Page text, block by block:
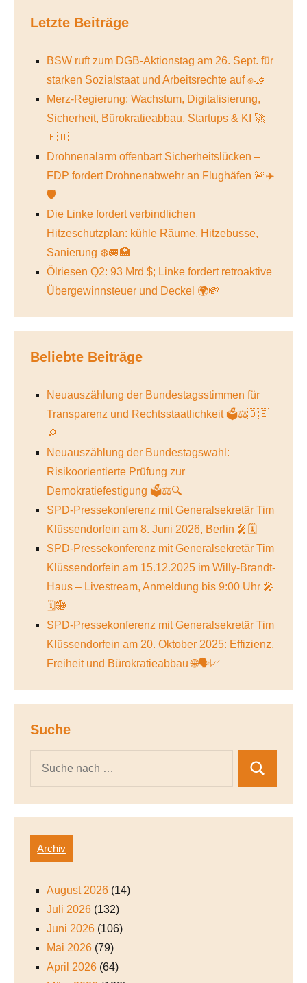
Letzte Beiträge
BSW ruft zum DGB-Aktionstag am 26. Sept. für
starken Sozialstaat und Arbeitsrechte auf ✊🤝
Merz-Regierung: Wachstum, Digitalisierung,
Sicherheit, Bürokratieabbau, Startups & KI 🚀
🇪🇺
Drohnenalarm offenbart Sicherheitslücken –
FDP fordert Drohnenabwehr an Flughäfen 🚨✈️
🛡️
Die Linke fordert verbindlichen
Hitzeschutzplan: kühle Räume, Hitzebusse,
Sanierung ❄️🚐🏥
Ölriesen Q2: 93 Mrd $; Linke fordert retroaktive
Übergewinnsteuer und Deckel 🌍💸
Beliebte Beiträge
Neuauszählung der Bundestagsstimmen für
Transparenz und Rechtsstaatlichkeit 🗳️⚖️🇩🇪
🔎
Neuauszählung der Bundestagswahl:
Risikoorientierte Prüfung zur
Demokratiefestigung 🗳️⚖️🔍
SPD-Pressekonferenz mit Generalsekretär Tim
Klüssendorfein am 8. Juni 2026, Berlin 🎤🗓️
SPD-Pressekonferenz mit Generalsekretär Tim
Klüssendorfein am 15.12.2025 im Willy-Brandt-
Haus – Livestream, Anmeldung bis 9:00 Uhr 🎤
🗓️🌐
SPD-Pressekonferenz mit Generalsekretär Tim
Klüssendorfein am 20. Oktober 2025: Effizienz,
Freiheit und Bürokratieabbau 🌐🗣️📈
Suche
Archiv
August 2026 (14)
Juli 2026 (132)
Juni 2026 (106)
Mai 2026 (79)
April 2026 (64)